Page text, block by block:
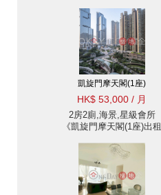
凱旋門摩天閣(1座)
HK$ 53,000 / 月
2房2廁,海景,星級會所
《凱旋門摩天閣(1座)出租